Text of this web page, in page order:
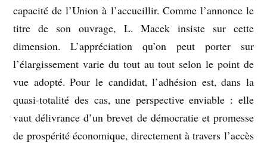
capacité de l’Union à l’accueillir. Comme l’annonce le
titre de son ouvrage, L. Macek insiste sur cette
dimension. L’appréciation qu’on peut porter sur
l’élargissement varie du tout au tout selon le point de
vue adopté. Pour le candidat, l’adhésion est, dans la
quasi-totalité des cas, une perspective enviable : elle
vaut délivrance d’un brevet de démocratie et promesse
de prospérité économique, directement à travers l’accès